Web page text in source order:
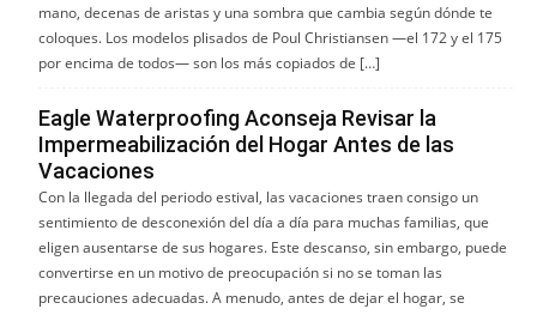
mano, decenas de aristas y una sombra que cambia según dónde te
coloques. Los modelos plisados de Poul Christiansen —el 172 y el 175
por encima de todos— son los más copiados de […]
Eagle Waterproofing Aconseja Revisar la
Impermeabilización del Hogar Antes de las
Vacaciones
Con la llegada del periodo estival, las vacaciones traen consigo un
sentimiento de desconexión del día a día para muchas familias, que
eligen ausentarse de sus hogares. Este descanso, sin embargo, puede
convertirse en un motivo de preocupación si no se toman las
precauciones adecuadas. A menudo, antes de dejar el hogar, se